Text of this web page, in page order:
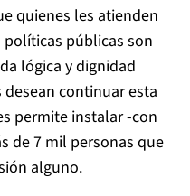
quienes les atienden
públicas son
lógica y dignidad
continuar esta
permite instalar -con
de 7 mil personas que
alguno.